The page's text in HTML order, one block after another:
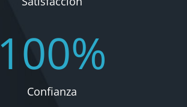
100%
Confianza